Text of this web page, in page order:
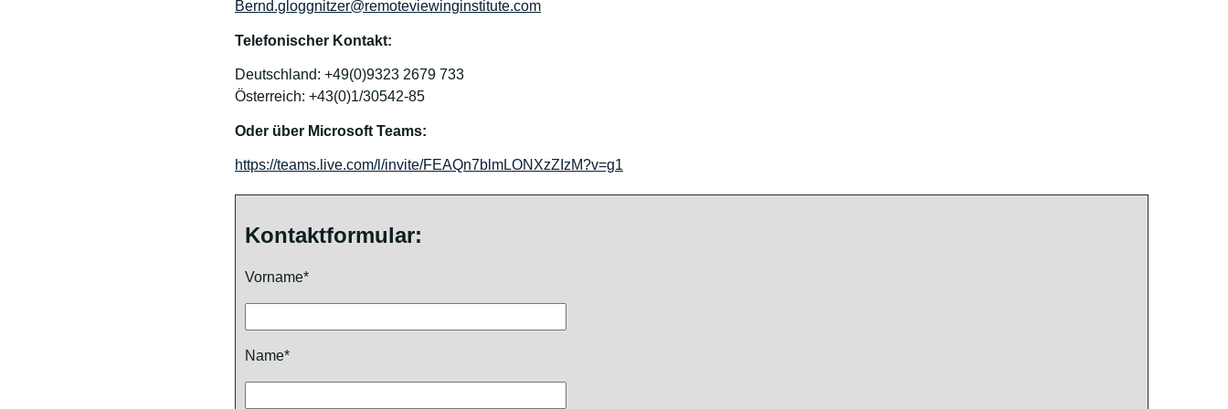
Bernd.gloggnitzer@remoteviewinginstitute.com
Telefonischer Kontakt:
Deutschland: +49(0)9323 2679 733
Österreich: +43(0)1/30542-85
Oder über Microsoft Teams:
https://teams.live.com/l/invite/FEAQn7blmLONXzZIzM?v=g1
Kontaktformular:
Vorname*
Name*